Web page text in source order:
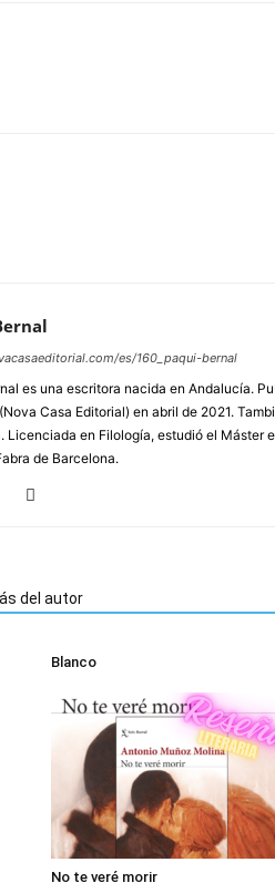
es/160_paqui-bernal
es una escritora nacida en Andalucía.
Casa Editorial) en abril de 2021.
Licenciada en Filología, estudió el Máster
de Barcelona.
del autor
Blanco
No te veré morir